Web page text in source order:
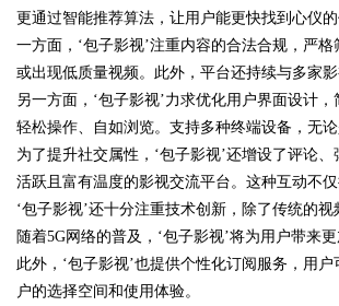
uz
!
更通过智能推荐算法，让用户能更快找到心仪的
一方面，‘包子影视’注重内容的合法合规，严
或出现低质量视频。此外，平台还持续与多家
另一方面，‘包子影视’力求优化用户界面设计
轻松操作、自如浏览。支持多种终端设备，无
为了提升社交属性，‘包子影视’还增设了评论
活跃且富有温度的影视交流平台。这种互动不
‘包子影视’还十分注重技术创新，除了传统的
随着5G网络的普及，‘包子影视’将为用户带来
此外，‘包子影视’也提供个性化订阅服务，用
户的选择空间和使用体验。